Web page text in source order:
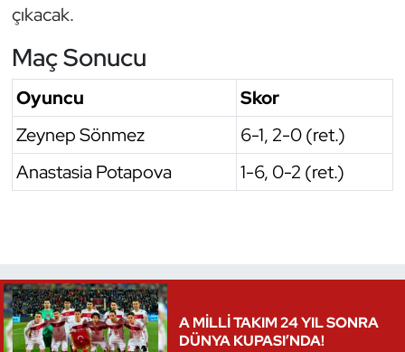
çıkacak.
Maç Sonucu
Oyuncu
Skor
Zeynep Sönmez
6-1, 2-0 (ret.)
Anastasia Potapova
1-6, 0-2 (ret.)
A MİLLİ TAKIM 24 YIL SONRA
DÜNYA KUPASI’NDA!
Özel Sporcular
Paralimpik
Ragbi
Satranç
Tekvando
Tenis